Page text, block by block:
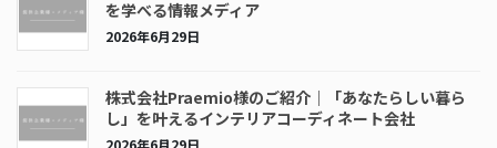
を学べる情報メディア
2026年6月29日
株式会社Praemio様のご紹介｜「あなたらしい暮ら
し」を叶えるインテリアコーディネート会社